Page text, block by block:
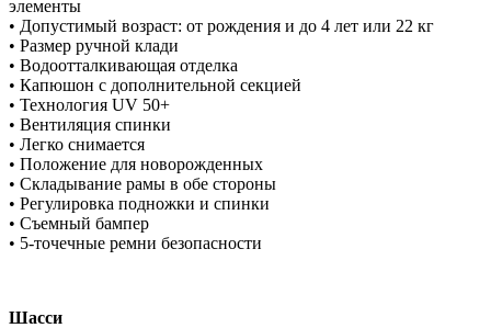
элементы
• Допустимый возраст: от рождения и до 4 лет или 22 кг
• Размер ручной клади
• Водоотталкивающая отделка
• Капюшон с дополнительной секцией
• Технология UV 50+
• Вентиляция спинки
• Легко снимается
• Положение для новорожденных
• Складывание рамы в обе стороны
• Регулировка подножки и спинки
• Съемный бампер
• 5-точечные ремни безопасности
Шасси